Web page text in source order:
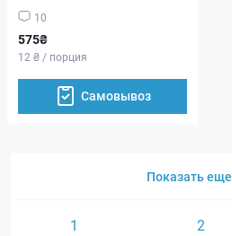
10
575₴
12 ₴ / порция
Самовывоз
Показать еще
1 2